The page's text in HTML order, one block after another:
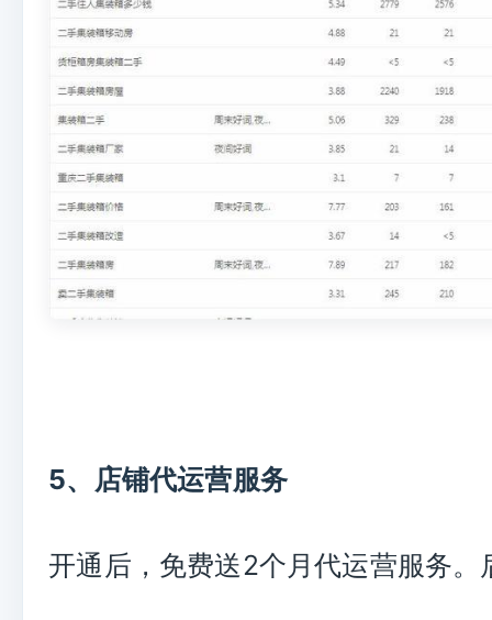
5、店铺代运营服务
开通后，免费送2个月代运营服务。